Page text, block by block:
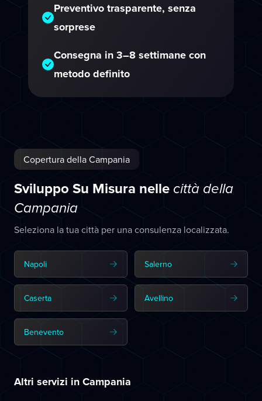
Preventivo trasparente, senza
sorprese
Consegna in 3–8 settimane con
metodo definito
Copertura della Campania
Sviluppo Su Misura nelle città della
Campania
Seleziona la tua città per una consulenza localizzata.
Napoli Salerno
Caserta Avellino
Benevento
Altri servizi in Campania